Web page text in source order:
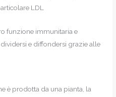
LDL
funzione immunitaria e
e diffondersi grazie alle
è prodotta da una pianta, la